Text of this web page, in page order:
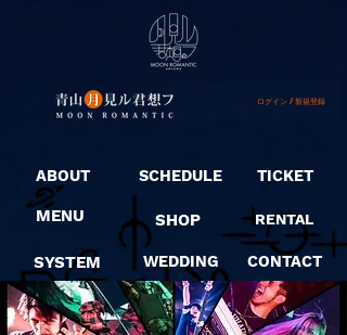
ログイン / 新規登録
ABOUT
MENU
SYSTEM
SCHEDULE
SHOP
WEDDING
TICKET
RENTAL
CONTACT